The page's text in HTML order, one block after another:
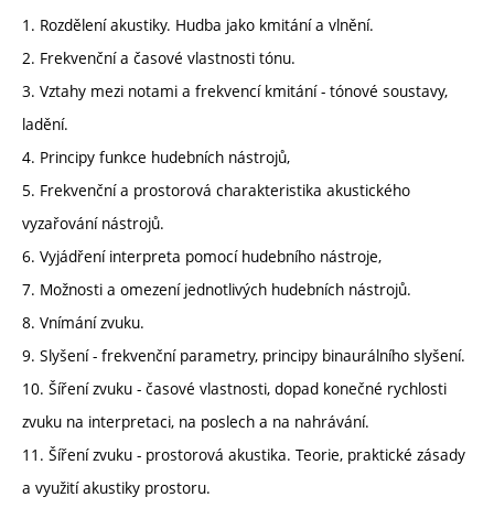
1. Rozdělení akustiky. Hudba jako kmitání a vlnění.
2. Frekvenční a časové vlastnosti tónu.
3. Vztahy mezi notami a frekvencí kmitání - tónové soustavy,
ladění.
4. Principy funkce hudebních nástrojů,
5. Frekvenční a prostorová charakteristika akustického
vyzařování nástrojů.
6. Vyjádření interpreta pomocí hudebního nástroje,
7. Možnosti a omezení jednotlivých hudebních nástrojů.
8. Vnímání zvuku.
9. Slyšení - frekvenční parametry, principy binaurálního slyšení.
10. Šíření zvuku - časové vlastnosti, dopad konečné rychlosti
zvuku na interpretaci, na poslech a na nahrávání.
11. Šíření zvuku - prostorová akustika. Teorie, praktické zásady
a využití akustiky prostoru.